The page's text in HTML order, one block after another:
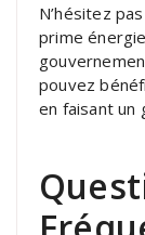
N’hésitez
prime
pouvez
en faisant un